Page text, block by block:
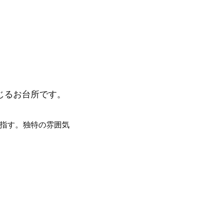
お台所です。
す。独特の雰囲気